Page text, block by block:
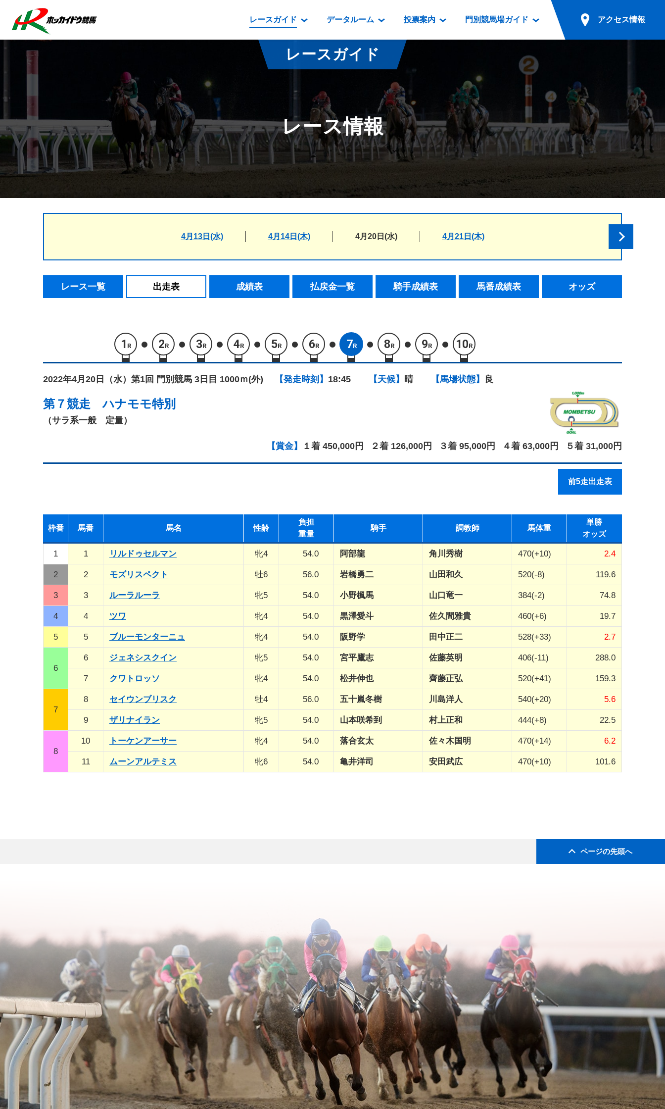
レースガイド
レース情報
払戻金一覧
騎手成績表
馬番成績表
オッズ
番組・級別表ダウンロード
開催カレンダー
重賞競走体系図
スタリオンシリーズ競走
道内の発売情報(PDF)
データルーム
データルーム
騎手・調教師紹介
坂路調教映像
遠征馬情報
番組編成要領
映像コンテンツ
重賞競走VTR
重賞競走参考VTR
レースダイジェスト
新馬ダイジェスト
投票案内
電話・インターネット投票
場外発売所
実況・テレホンサービス
発売・払戻
門別競馬場ガイド
門別競馬場情報
門別競馬場グルメ
とねっこジンギスカン
いずみ食堂
ルンビニフードカフェ
勝馬屋
アクセス情報
無料送迎バスでのご来場
公共の交通機関でのご来場
レースガイド
レース情報
4月13日(水) 4月14日(木) 4月20日(水) 4月21日(木)
レース一覧 出走表 成績表 払戻金一覧 騎手成績表 馬番成績表 オッズ
1 R 2R 3R 4R 5R 6R 7R 8R 9R 10R
2022年4月20日（水） 第1回 門別競馬 3日目 1000ｍ(外) 【発走時刻】 18:45 【天候】 晴 【馬場状態】 良
第７競走ハナモモ特別
（サラ系一般 定量）
【賞金】 １着 450,000円 ２着 126,000円 ３着 95,000円 ４着 63,000円 ５着 31,000円
前5走出走表
枠番 馬番 馬名 性齢
負担
重量
騎手 調教師 馬体重
単勝
オッズ
1 1 リルドゥセルマン 牝4 54.0 阿部龍 角川秀樹 470(+10) 2.4
2 2 モズリスペクト 牡6 56.0 岩橋勇二 山田和久 520(-8) 119.6
3 3 ルーラルーラ 牝5 54.0 小野楓馬 山口竜一 384(-2) 74.8
4 4 ツワ 牝4 54.0 黒澤愛斗 佐久間雅貴 460(+6) 19.7
5 5 ブルーモンターニュ 牝4 54.0 阪野学 田中正二 528(+33) 2.7
6
6 ジェネシスクイン 牝5 54.0 宮平鷹志 佐藤英明 406(-11) 288.0
7 クワトロッソ 牝4 54.0 松井伸也 齊藤正弘 520(+41) 159.3
7
8 セイウンブリスク 牡4 56.0 五十嵐冬樹 川島洋人 540(+20) 5.6
9 ザリナイラン 牝5 54.0 山本咲希到 村上正和 444(+8) 22.5
8
10 トーケンアーサー 牝4 54.0 落合玄太 佐々木国明 470(+14) 6.2
11 ムーンアルテミス 牝6 54.0 亀井洋司 安田武広 470(+10) 101.6
ページの先頭へ